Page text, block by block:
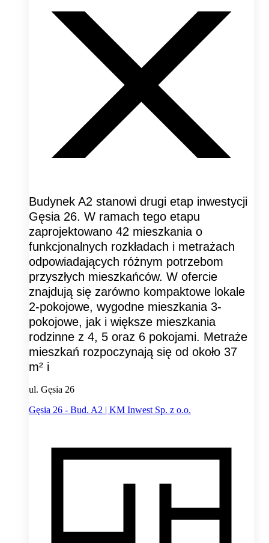
Budynek A2 stanowi drugi etap inwestycji
Gęsia 26. W ramach tego etapu
zaprojektowano 42 mieszkania o
funkcjonalnych rozkładach i metrażach
odpowiadających różnym potrzebom
przyszłych mieszkańców. W ofercie
znajdują się zarówno kompaktowe lokale
2-pokojowe, wygodne mieszkania 3-
pokojowe, jak i większe mieszkania
rodzinne z 4, 5 oraz 6 pokojami. Metraże
mieszkań rozpoczynają się od około 37
m² i
ul. Gęsia 26
Gęsia 26 - Bud. A2 | KM Inwest Sp. z o.o.